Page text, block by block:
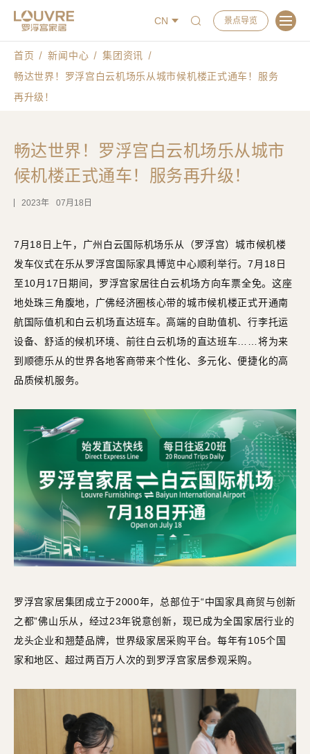
CN 景点导览
首页 新闻中心
集团资讯
畅达世界！罗浮宫白云机场乐从城市候机楼正式通车！服务
再升级！
畅达世界！罗浮宫白云机场乐从城市
候机楼正式通车！服务再升级！
07月18日
2023
7月18日上午，广州白云国际机场乐从（罗浮宫）城市候机楼
发车仪式在乐从罗浮宫国际家具博览中心顺利举行。7月18日
至10月17日期间，罗浮宫家居往白云机场方向车票全免。这座
地处珠三角腹地，广佛经济圈核心带的城市候机楼正式开通南
航国际值机和白云机场直达班车。高端的自助值机、行李托运
设备、舒适的候机环境、前往白云机场的直达班车……将为来
到顺德乐从的世界各地客商带来个性化、多元化、便捷化的高
品质候机服务。
罗浮宫家居集团成立于2000年，总部位于“中国家具商贸与创新
之都”佛山乐从，经过23年锐意创新，现已成为全国家居行业的
龙头企业和翘楚品牌，世界级家居采购平台。每年有105个国
家和地区、超过两百万人次的到罗浮宫家居参观采购。